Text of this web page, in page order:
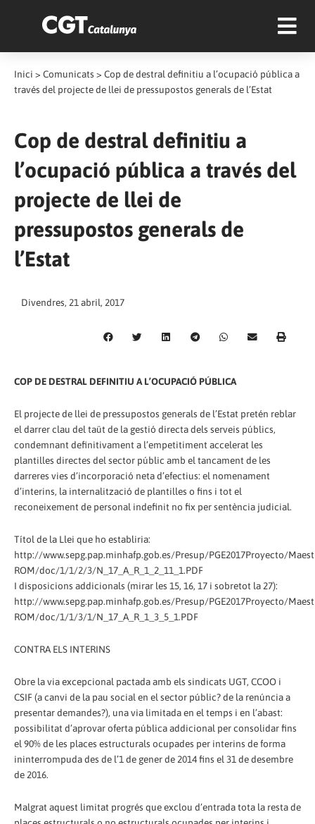
Inici > Comunicats > Cop de destral definitiu a l’ocupació pública a
través del projecte de llei de pressupostos generals de l’Estat
Cop de destral definitiu a
l’ocupació pública a través del
projecte de llei de
pressupostos generals de
l’Estat
Divendres, 21 abril, 2017
COP DE DESTRAL DEFINITIU A L’OCUPACIÓ PÚBLICA
El projecte de llei de pressupostos generals de l’Estat pretén reblar
el darrer clau del taüt de la gestió directa dels serveis públics,
condemnant definitivament a l’empetitiment accelerat les
plantilles directes del sector públic amb el tancament de les
darreres vies d’incorporació neta d’efectius: el nomenament
d’interins, la internalització de plantilles o fins i tot el
reconeixement de personal indefinit no fix per sentència judicial.
Títol de la Llei que ho establiria:
http://www.sepg.pap.minhafp.gob.es/Presup/PGE2017Proyecto/
ROM/doc/1/1/2/3/N_17_A_R_1_2_11_1.PDF
I disposicions addicionals (mirar les 15, 16, 17 i sobretot la 27):
http://www.sepg.pap.minhafp.gob.es/Presup/PGE2017Proyecto/
ROM/doc/1/1/3/1/N_17_A_R_1_3_5_1.PDF
CONTRA ELS INTERINS
Obre la via excepcional pactada amb els sindicats UGT, CCOO i
CSIF (a canvi de la pau social en el sector públic? de la renúncia a
presentar demandes?), una via limitada en el temps i en l’abast:
possibilitat d’aprovar oferta pública addicional per consolidar fins
el 90% de les places estructurals ocupades per interins de forma
ininterrompuda des de l’1 de gener de 2014 fins el 31 de desembre
de 2016.
Malgrat aquest limitat progrés que exclou d’entrada tota la resta de